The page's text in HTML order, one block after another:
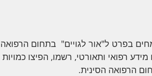
בפרט ל"אור לגויים"  בתחום הרפואה
רפואי ותאורטי, רשמו, הפיצו כמויות
הרפואה הסינית.